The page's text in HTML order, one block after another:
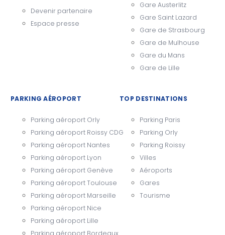
Devenir partenaire
Espace presse
Gare Austerlitz
Gare Saint Lazard
Gare de Strasbourg
Gare de Mulhouse
Gare du Mans
Gare de Lille
PARKING AÉROPORT
Parking aéroport Orly
Parking aéroport Roissy CDG
Parking aéroport Nantes
Parking aéroport Lyon
Parking aéroport Genève
Parking aéroport Toulouse
Parking aéroport Marseille
Parking aéroport Nice
Parking aéroport Lille
Parking aéroport Bordeaux
TOP DESTINATIONS
Parking Paris
Parking Orly
Parking Roissy
Villes
Aéroports
Gares
Tourisme